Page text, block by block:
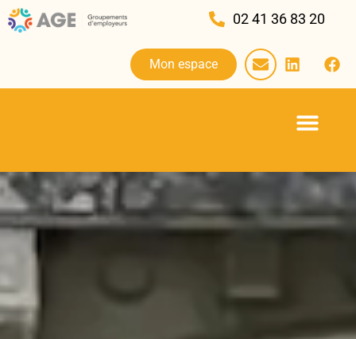
02 41 36 83 20
Mon espace